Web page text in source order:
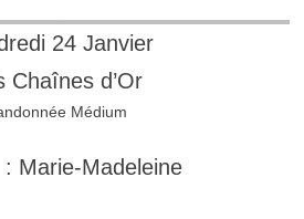
24 Janvier
Chaînes d’Or
Médium
Marie-Madeleine